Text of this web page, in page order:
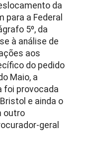
da
a Federal
5º, da
à análise de
aos
do pedido
Maio, a
foi provocada
e ainda o
outro
geral